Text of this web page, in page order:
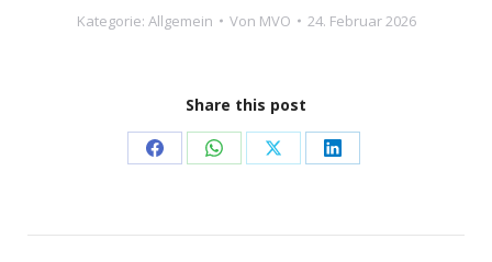
Kategorie: Allgemein Von MVO 24. Februar 2026
Share this post
Share
Facebook
Share
WhatsApp
Share
X
Share
LinkedIn